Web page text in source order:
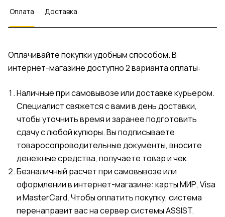
Оплата Доставка
Оплачивайте покупки удобным способом. В
интернет-магазине доступно 2 варианта оплаты:
Наличные при самовывозе или доставке курьером.
Специалист свяжется с вами в день доставки,
чтобы уточнить время и заранее подготовить
сдачу с любой купюры. Вы подписываете
товаросопроводительные документы, вносите
денежные средства, получаете товар и чек.
Безналичный расчет при самовывозе или
оформлении в интернет-магазине: карты МИР, Visa
и MasterCard. Чтобы оплатить покупку, система
перенаправит вас на сервер системы ASSIST.